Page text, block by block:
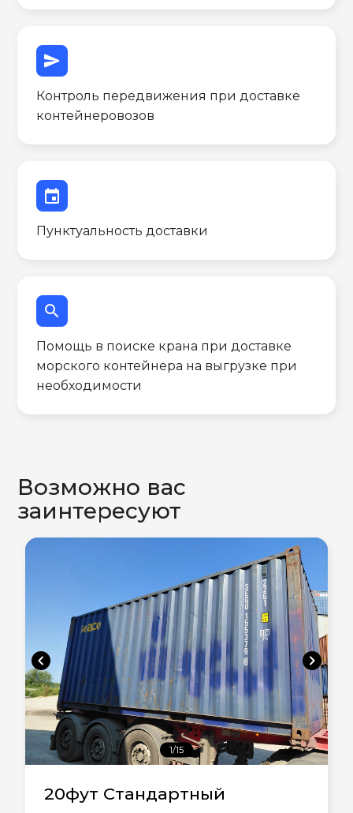
send
Контроль передвижения при доставке
контейнеровозов
event
Пунктуальность доставки
search
Помощь в поиске крана при доставке
морского контейнера на выгрузке при
необходимости
Возможно вас
заинтересуют
chevron_left chevron_right
1/15
20фут Стандартный